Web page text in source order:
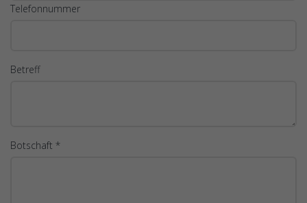
Telefonnummer
Betreff
Botschaft *